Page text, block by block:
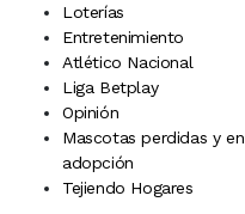
Loterías
Entretenimiento
Atlético Nacional
Liga Betplay
Opinión
Mascotas perdidas y en
adopción
Tejiendo Hogares